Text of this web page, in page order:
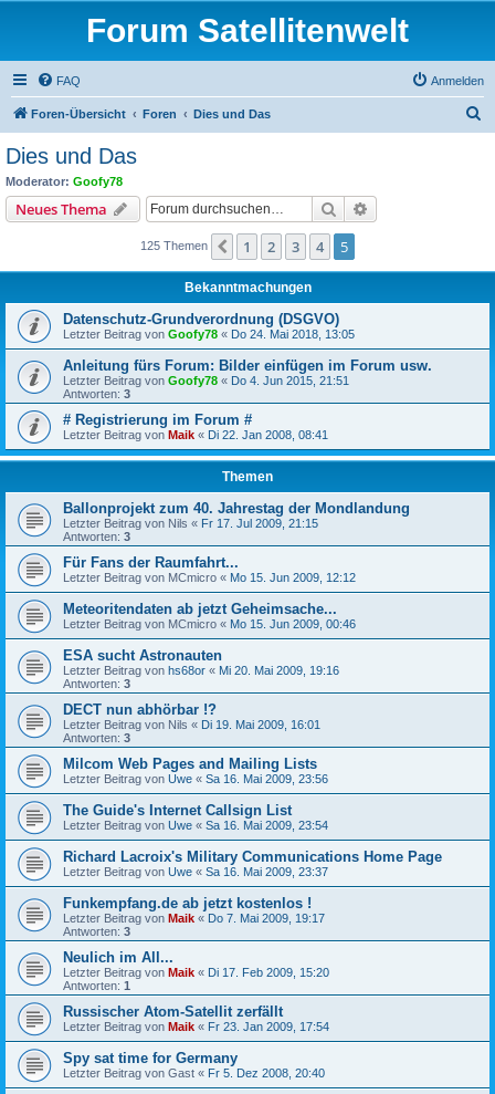
Forum Satellitenwelt
FAQ Anmelden
Foren-Übersicht Foren Dies und Das
Dies und Das
Moderator: Goofy78
Neues Thema Suche
125 Themen Vorherige
1 2 3 4 5
Bekanntmachungen
Datenschutz-Grundverordnung (DSGVO)
Letzter Beitrag von Goofy78 « Do 24. Mai 2018, 13:05
Anleitung fürs Forum: Bilder einfügen im Forum usw.
Letzter Beitrag von Goofy78 « Do 4. Jun 2015, 21:51
Antworten: 3
# Registrierung im Forum #
Letzter Beitrag von Maik « Di 22. Jan 2008, 08:41
Themen
Ballonprojekt zum 40. Jahrestag der Mondlandung
Letzter Beitrag von Nils « Fr 17. Jul 2009, 21:15
Antworten: 3
Für Fans der Raumfahrt...
Letzter Beitrag von MCmicro « Mo 15. Jun 2009, 12:12
Meteoritendaten ab jetzt Geheimsache...
Letzter Beitrag von MCmicro « Mo 15. Jun 2009, 00:46
ESA sucht Astronauten
Letzter Beitrag von hs68or « Mi 20. Mai 2009, 19:16
Antworten: 3
DECT nun abhörbar !?
Letzter Beitrag von Nils « Di 19. Mai 2009, 16:01
Antworten: 3
Milcom Web Pages and Mailing Lists
Letzter Beitrag von Uwe « Sa 16. Mai 2009, 23:56
The Guide's Internet Callsign List
Letzter Beitrag von Uwe « Sa 16. Mai 2009, 23:54
Richard Lacroix's Military Communications Home Page
Letzter Beitrag von Uwe « Sa 16. Mai 2009, 23:37
Funkempfang.de ab jetzt kostenlos !
Letzter Beitrag von Maik « Do 7. Mai 2009, 19:17
Antworten: 3
Neulich im All...
Letzter Beitrag von Maik « Di 17. Feb 2009, 15:20
Antworten: 1
Russischer Atom-Satellit zerfällt
Letzter Beitrag von Maik « Fr 23. Jan 2009, 17:54
Spy sat time for Germany
Letzter Beitrag von Gast « Fr 5. Dez 2008, 20:40